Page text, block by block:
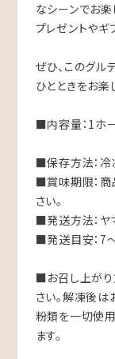
なシーンでお楽
プレゼントやギ
ぜひ、このグル
ひとときをお楽
■内容量：1
■保存方法：冷
■賞味期限：商
さい。
■発送方法：ヤ
■発送目安：7
■お召し上がり
さい。解凍後は
粉類を一切使
ます。